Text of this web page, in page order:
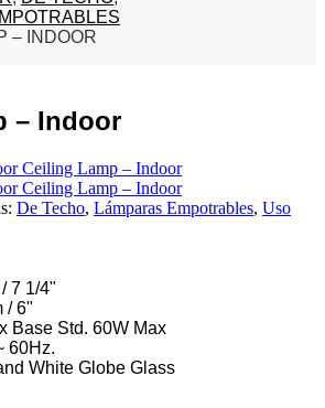
– INDOOR
– Indoor
Ceiling Lamp – Indoor
Ceiling Lamp – Indoor
De Techo, Lámparas Empotrables, Uso
7 1/4"
/ 6"
Base Std. 60W Max
60Hz.
White Globe Glass